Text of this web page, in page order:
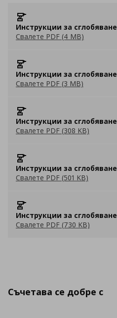
Инструкции за сглобяване
Свалете PDF (4 MB)
Инструкции за сглобяване
Свалете PDF (3 MB)
Инструкции за сглобяване
Свалете PDF (308 KB)
Инструкции за сглобяване
Свалете PDF (501 KB)
Инструкции за сглобяване
Свалете PDF (730 KB)
Съчетава се добре с